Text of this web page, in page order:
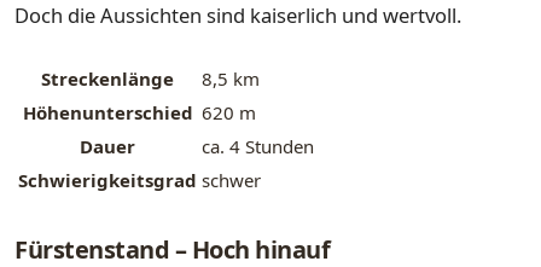
Doch die Aussichten sind kaiserlich und wertvoll.
Streckenlänge
8,5 km
Höhenunterschied 620 m
Dauer
ca. 4 Stunden
Schwierigkeitsgrad schwer
Fürstenstand – Hoch hinauf